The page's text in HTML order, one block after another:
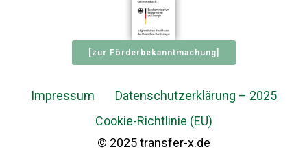
[zur Förderbekanntmachung]
Impressum
Datenschutzerklärung – 2025
Cookie-Richtlinie (EU)
© 2025 transfer-x.de